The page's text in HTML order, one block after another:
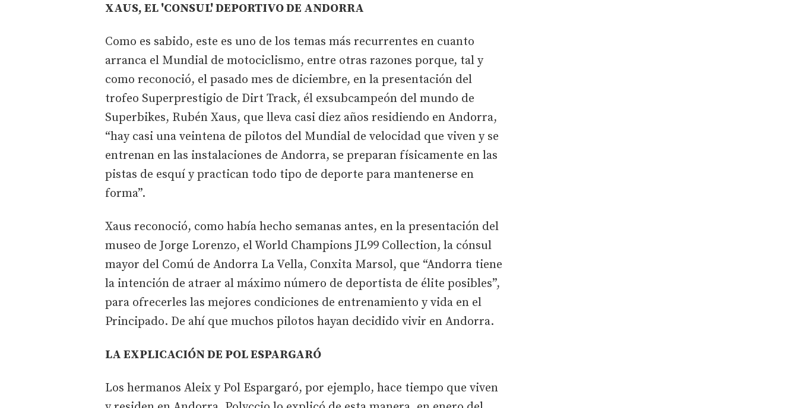
XAUS, EL 'CONSUL' DEPORTIVO DE ANDORRA
Como es sabido, este es uno de los temas más recurrentes en cuanto
arranca el Mundial de motociclismo, entre otras razones porque, tal y
como reconoció, el pasado mes de diciembre, en la presentación del
trofeo Superprestigio de Dirt Track, él exsubcampeón del mundo de
Superbikes, Rubén Xaus, que lleva casi diez años residiendo en Andorra,
“hay casi una veintena de pilotos del Mundial de velocidad que viven y se
entrenan en las instalaciones de Andorra, se preparan físicamente en las
pistas de esquí y practican todo tipo de deporte para mantenerse en
forma”.
Xaus reconoció, como había hecho semanas antes, en la presentación del
museo de Jorge Lorenzo, el World Champions JL99 Collection, la cónsul
mayor del Comú de Andorra La Vella, Conxita Marsol, que “Andorra tiene
la intención de atraer al máximo número de deportista de élite posibles”,
para ofrecerles las mejores condiciones de entrenamiento y vida en el
Principado. De ahí que muchos pilotos hayan decidido vivir en Andorra.
LA EXPLICACIÓN DE POL ESPARGARÓ
Los hermanos Aleix y Pol Espargaró, por ejemplo, hace tiempo que viven